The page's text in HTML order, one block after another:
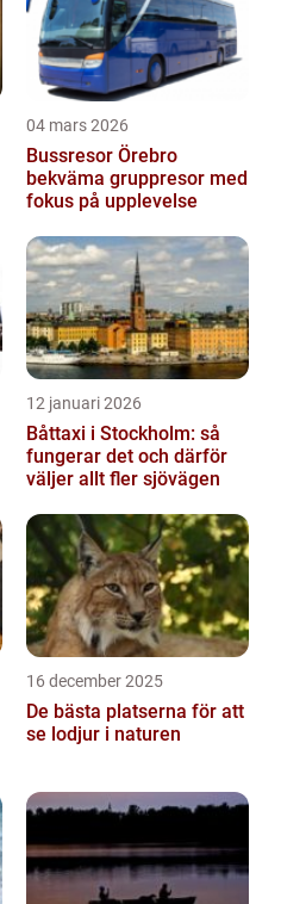
04 mars 2026
Bussresor Örebro
bekväma gruppresor med
fokus på upplevelse
12 januari 2026
Båttaxi i Stockholm: så
fungerar det och därför
väljer allt fler sjövägen
16 december 2025
De bästa platserna för att
se lodjur i naturen